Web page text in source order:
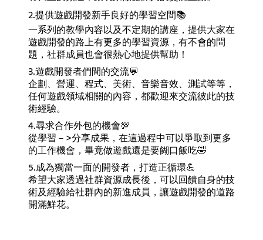
2.提供遊戲開發新手良好的學習空間📚
一系列的教學內容以及不定期的講座，提供大家在
遊戲開發的路上有更多的學習資源，有不會的問
題，社群成員也會很熱心地提供幫助！
3.遊戲開發者們間的交流💬
企劃、營運、程式、美術、音樂音效、測試等等，
任何遊戲領域相關的內容，都歡迎來交流彼此的技
術經驗。
4.尋求合作外包的機會💯
從學習－>分享成果，在這過程中可以爭取到更多
的工作機會，畢竟做遊戲還是要餬口飯吃🤣
5.成為獨當一面的開發者，打造正循環💪
希望大家透過社群資源成長後，可以回饋自身的技
術及經驗給社群內的新進成員，讓遊戲開發的道路
開滿鮮花。